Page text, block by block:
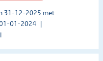
31-12-2025 met
01-2024